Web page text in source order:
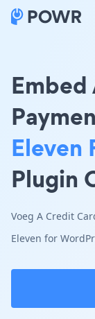
Eleven
Plugin
Voeg A Credit
Eleven for